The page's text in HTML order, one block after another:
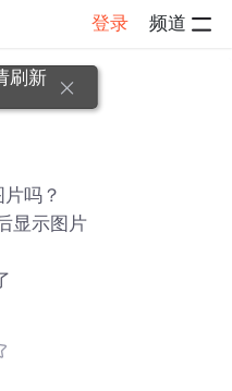
登录 频道
情
吗？
显示图片
刷新